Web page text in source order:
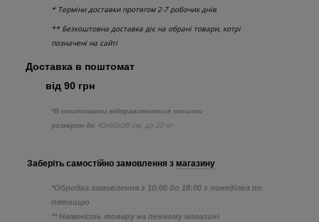
* Терміни доставки протягом 2-7 робочих днів
** Безкоштовна доставка діє на обрані товари, котрі
позначені на сайті
Доставка в поштомат
від 90 грн
*В поштомати відправляються посилки
розміром до 40х60х30 см, до 20 кг
Заберіть самостійно замовлення з магазину
*Обробка замовлення з 10:00 до 18:00 з понеділка по
пятницю
** Наявність товару на певному магазині